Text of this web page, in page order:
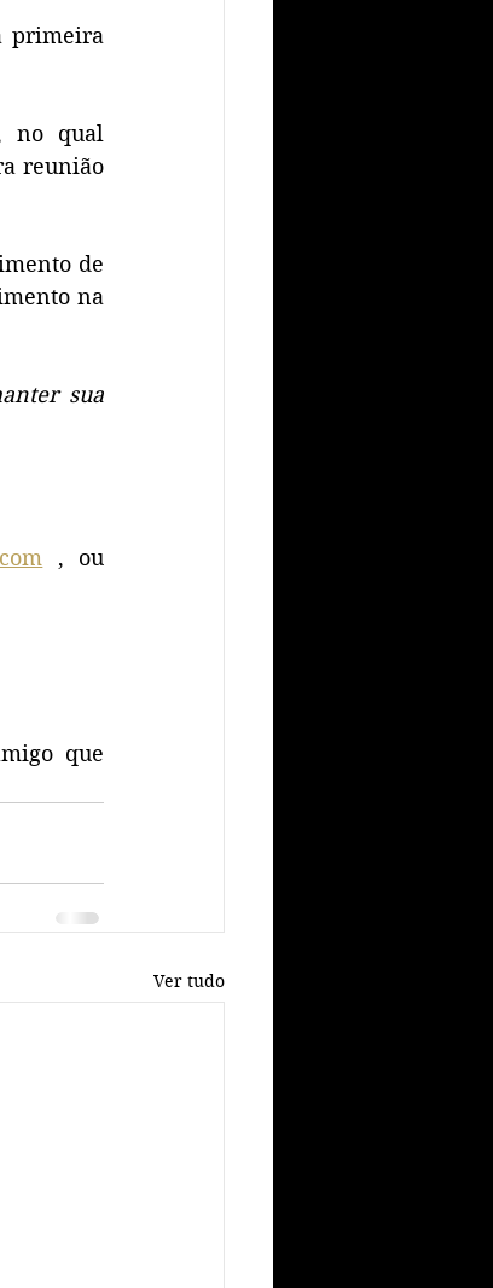
primeira
no qual
reunião
de
na
sua
, ou
que
Ver tudo